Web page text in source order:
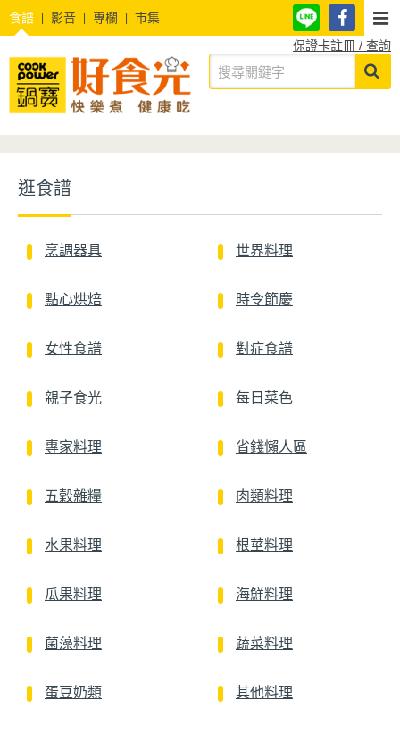
食譜 影音 專欄
市集
保證卡註冊 / 查詢
逛食譜
烹調器具 世界料理
點心烘焙 時令節慶
女性食譜 對症食譜
親子食光 每日菜色
專家料理 省錢懶人區
五穀雜糧 肉類料理
水果料理 根莖料理
瓜果料理 海鮮料理
菌藻料理 蔬菜料理
蛋豆奶類 其他料理